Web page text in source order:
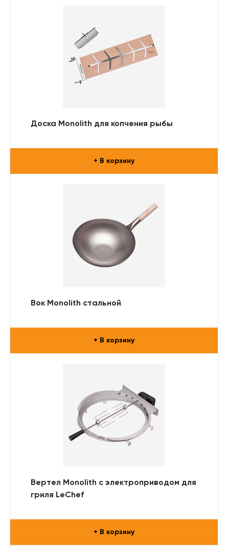
Доска Monolith для копчения рыбы
+ В корзину
Вок Monolith стальной
+ В корзину
Вертел Monolith с электроприводом для
гриля LeChef
+ В корзину